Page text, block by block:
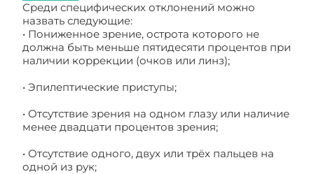
Среди специфических отклонений можно
назвать следующие:
• Пониженное зрение, острота которого не
должна быть меньше пятидесяти процентов при
наличии коррекции (очков или линз);
• Эпилептические приступы;
• Отсутствие зрения на одном глазу или наличие
менее двадцати процентов зрения;
• Отсутствие одного, двух или трёх пальцев на
одной из рук;